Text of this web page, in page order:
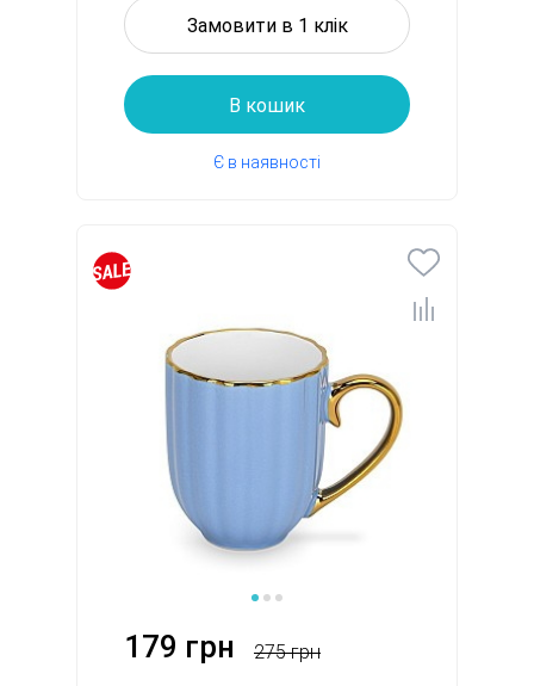
Замовити в 1 клік
В кошик
Є в наявності
179 грн 275 грн